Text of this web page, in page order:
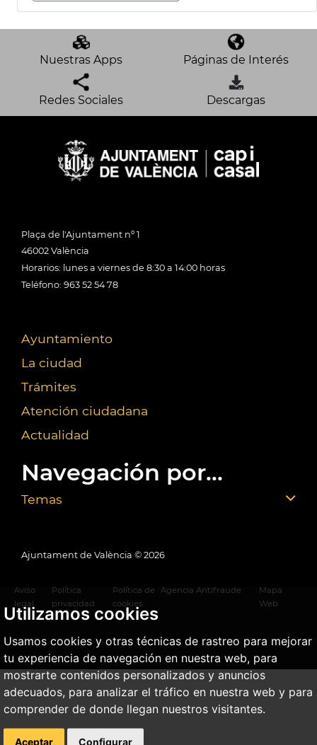
Utilizamos cookies
Usamos cookies y otras técnicas de rastreo para mejorar
tu experiencia de navegación en nuestra web, para
mostrarte contenidos personalizados y anuncios
adecuados, para analizar el tráfico en nuestra web y para
comprender de donde llegan nuestros visitantes.
Aceptar Configurar
Nuestras Apps Páginas de Interés
Redes Sociales Descargas
Plaça de l'Ajuntament nº 1
46002 València
Horarios: lunes a viernes de 8:30 a 14:00 horas
Teléfono: 963 52 54 78
Ayuntamiento
La ciudad
Trámites
Atención ciudadana
Actualidad
Navegación por...
Temas
Ajuntament de València © 2026
Aviso
legal
Política
privacidad
Política de
cookies
Agencia Antifraude
Mapa
Web